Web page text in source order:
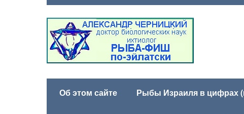
Об этом сайте Рыбы Израиля в цифрах